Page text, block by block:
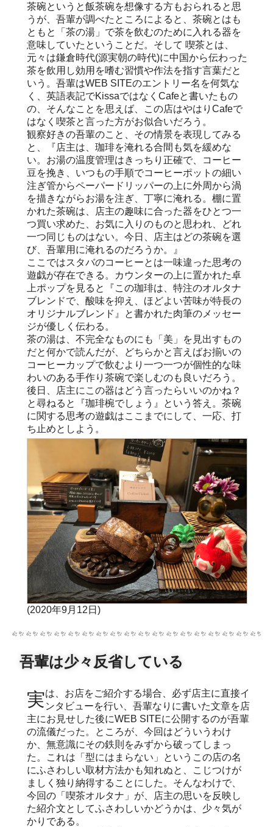
茶碗というと飯茶碗を想像する方もおられると思
うが、吾輩が調べたところによると、茶碗とはも
ともと「茶の湯」で茶を飲むのために入れる器を
意味していたということだ。そして 喫茶とは、
元々は鎌倉時代(源実朝の時代)に中国から伝わった
茶を飲用し効用を嗜む習慣や作法を指す言葉だと
いう。吾輩はWEB SITEのエントリー名を何気な
く、英語表記でKissaではなくCafeと書いたもの
の、そんなことを思えば、この店はやはりCafeで
はなく喫茶と言った方がお似合いだろう。
観察好きの吾輩のこと、その情景を表現してみる
と、『店主は、珈琲を淹れる合間も気を緩めな
い。お湯の温度管理はきっちり正確で、コーヒー
豆を挽き、いつもの手順でコーヒーポットの細い
注ぎ管からペーパードリッパーの上に外周から渦
を描きながらお湯を注ぎ、丁寧に淹れる。棚に置
かれた茶碗は、店主の趣味に合った器をひとつ一
つ買い求めた、お気に入りのものと思われ、どれ
一つ同じものはない。今日、店主はどの茶碗を選
び、吾輩用に淹れるのだろうか。』
ここではスタバのコーヒーとは一味違った思考の
遊戯が存在できる。カウンターの上に置かれた卓
上ポップを見ると『この珈琲は、特注のオルタナ
ブレンドで、酸味を抑え、ほどよい苦味が特長の
オリジナルブレンド』と書かれた肉筆のメッセー
ジが優しく伝わる。
茶の湯は、不完全なものにも「美」を見出すもの
だと何かで読んだが、どちらかと言えばお揃いの
コーヒーカップで飲むより一つ一つが個性的な味
わいのある手作り茶碗で楽しむのも良いだろう。
後日、店主にこの器はどう言ったらいいのかね？
と尋ねると『珈琲椀でしょう』という答え。茶碗
に関する思考の遊戯はここまでにして、一応、打
ち止めとしよう。
(2020年9月12日)
吾輩は少々反省している
実は、お店をご紹介する場合、必ず店主に直接インタビューを行い、吾輩なりに書いた文章を店
主にお見せした後にWEB SITEに公開するのが吾輩
の流儀だった。ところが、今回はどういうわけ
か、無意識にその鉄則をみずから破ってしまっ
た。これは「型にはまらない」というこの店の名
にふさわしい取材方法かも知れぬと、こじつけが
ましく独り納得することにした。そんなわけで、
今回の「喫茶オルタナ」が、店主の思いを反映し
た紹介文としてふさわしいかどうかは、少々気が
かりである。